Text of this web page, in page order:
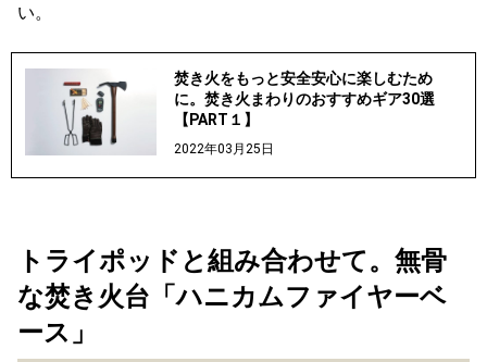
い。
焚き火をもっと安全安心に楽しむため
に。焚き火まわりのおすすめギア30選
【PART１】
2022年03月25日
トライポッドと組み合わせて。無骨
な焚き火台「ハニカムファイヤーベ
ース」